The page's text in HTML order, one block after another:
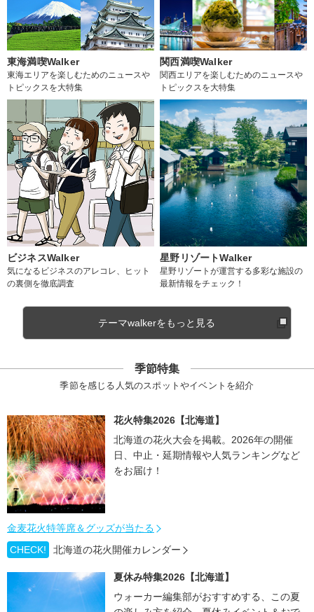
東海満喫Walker
東海エリアを楽しむためのニュースや
トピックスを大特集
関西満喫Walker
関西エリアを楽しむためのニュースや
トピックスを大特集
ビジネスWalker
気になるビジネスのアレコレ、ヒット
の裏側を徹底調査
星野リゾートWalker
星野リゾートが運営する多彩な施設の
最新情報をチェック！
テーマwalkerをもっと見る
季節特集
季節を感じる人気のスポットやイベントを紹介
花火特集2026【北海道】
北海道の花火大会を掲載。2026年の開催
日、中止・延期情報や人気ランキングなど
をお届け！
金麦花火特等席＆グッズが当たる
CHECK!
北海道の花火開催カレンダー
夏休み特集2026【北海道】
ウォーカー編集部がおすすめする、この夏